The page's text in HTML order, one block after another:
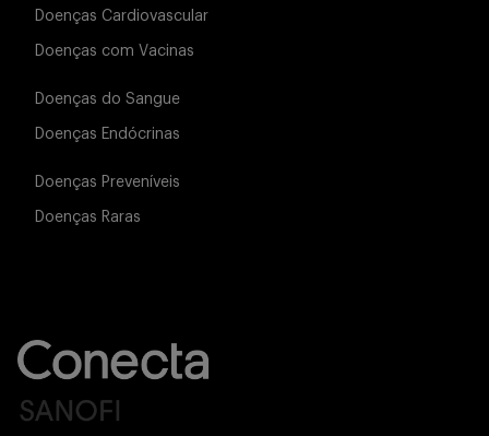
Doenças Cardiovascular
Doenças com Vacinas
Doenças do Sangue
Doenças Endócrinas
Doenças Preveníveis
Doenças Raras